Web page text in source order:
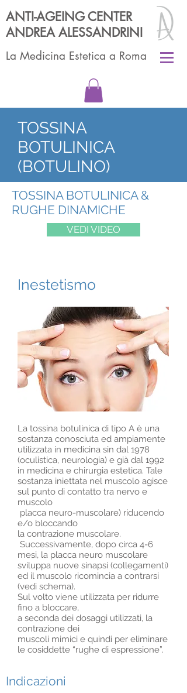
ANTI-AGEING CENTER
ANDREA ALESSANDRINI
La Medicina Estetica a Roma
TOSSINA
BOTULINICA
(BOTULINO)
La tossina botulinica di tipo A è una
sostanza conosciuta ed ampiamente
utilizzata in medicina sin dal 1978
(oculistica, neurologia) e già dal 1992
in medicina e chirurgia estetica. Tale
sostanza iniettata nel muscolo agisce
sul punto di contatto tra nervo e
muscolo
placca neuro-muscolare) riducendo
e/o bloccando
la contrazione muscolare.
Successivamente, dopo circa 4-6
mesi, la placca neuro muscolare
sviluppa nuove sinapsi (collegamenti)
ed il muscolo ricomincia a contrarsi
(vedi schema).
Sul volto viene utilizzata per ridurre
fino a bloccare,
a seconda dei dosaggi utilizzati, la
contrazione dei
muscoli mimici e quindi per eliminare
le cosiddette “rughe di espressione”.
Inestetismo
Indicazioni
TOSSINA BOTULINICA &
RUGHE DINAMICHE
VEDI VIDEO